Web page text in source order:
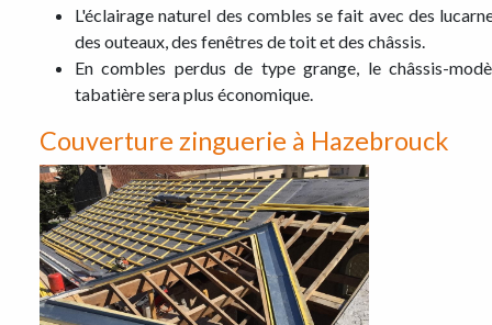
L'éclairage naturel des combles se fait avec des
des outeaux, des fenêtres de toit et des châssis.
En combles perdus de type grange, le châssis-
tabatière sera plus économique.
Couverture zinguerie à Hazebrouck